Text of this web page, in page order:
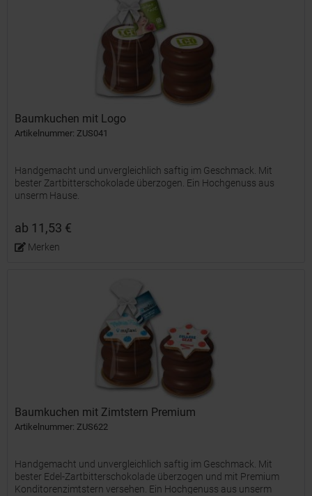
Baumkuchen mit Logo
Artikelnummer: ZUS041
Handgemacht und unvergleichlich saftig im Geschmack. Mit
bester Zartbitterschokolade überzogen. Ein Hochgenuss aus
unserm Hause.
ab 11,53 €
Merken
Baumkuchen mit Zimtstern Premium
Artikelnummer: ZUS622
Handgemacht und unvergleichlich saftig im Geschmack. Mit
bester Edel-Zartbitterschokolade überzogen und mit Premium
Konditorenzimtstern versehen. Ein Hochgenuss aus unserm